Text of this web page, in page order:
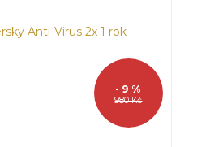
980 Kč
- 9 %